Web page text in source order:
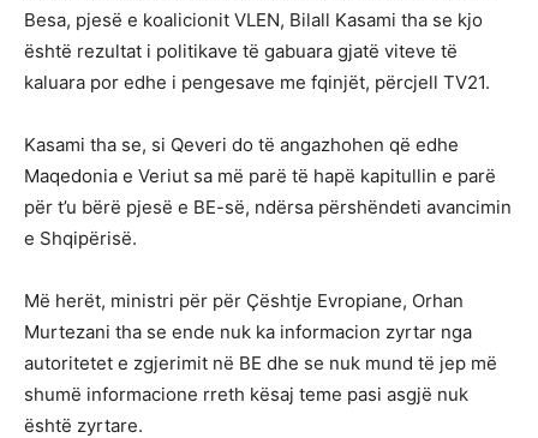
Besa, pjesë e koalicionit VLEN, Bilall Kasami tha se kjo
është rezultat i politikave të gabuara gjatë viteve të
kaluara por edhe i pengesave me fqinjët, përcjell TV21.
Kasami tha se, si Qeveri do të angazhohen që edhe
Maqedonia e Veriut sa më parë të hapë kapitullin e parë
për t’u bërë pjesë e BE-së, ndërsa përshëndeti avancimin
e Shqipërisë.
Më herët, ministri për për Çështje Evropiane, Orhan
Murtezani tha se ende nuk ka informacion zyrtar nga
autoritetet e zgjerimit në BE dhe se nuk mund të jep më
shumë informacione rreth kësaj teme pasi asgjë nuk
është zyrtare.